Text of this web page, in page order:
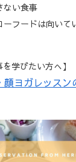
ない食事
フードは向いて
学びたい方へ】
ヨガレッスン